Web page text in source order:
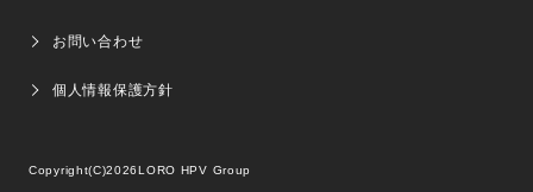
お問い合わせ
個人情報保護方針
Copyright(C)2026LORO HPV Group